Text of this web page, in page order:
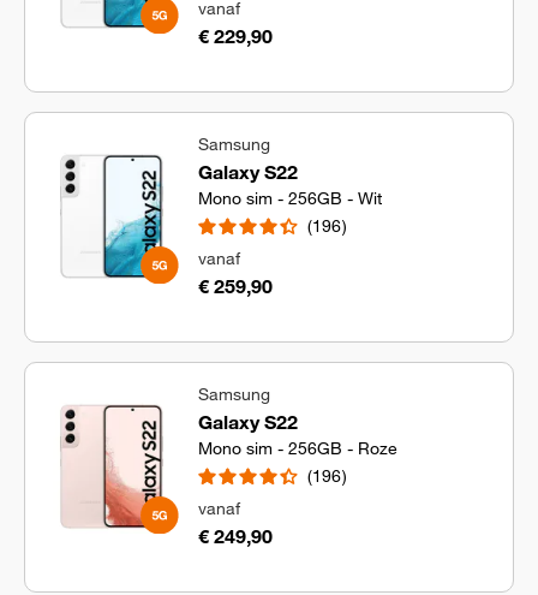
vanaf
€ 229,90
Samsung
Galaxy S22
Mono sim - 256GB - Wit
196
vanaf
€ 259,90
Samsung
Galaxy S22
Mono sim - 256GB - Roze
196
vanaf
€ 249,90